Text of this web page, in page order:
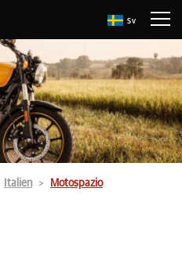
Sv
Italien Motospazio